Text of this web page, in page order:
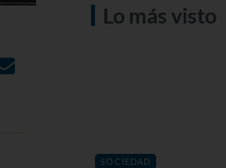
Lo más visto
SOCIEDAD